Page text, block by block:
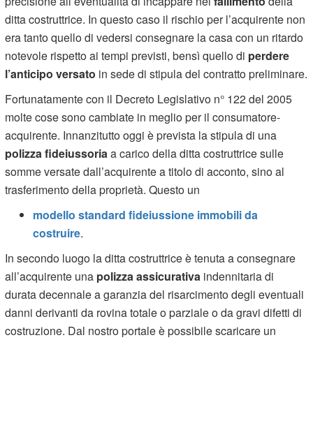
ditta costruttrice. In questo caso il rischio per l’acquirente non
era tanto quello di vedersi consegnare la casa con un ritardo
notevole rispetto ai tempi previsti, bensì quello di perdere
l’anticipo versato in sede di stipula del contratto preliminare.
Fortunatamente con il Decreto Legislativo n° 122 del 2005
molte cose sono cambiate in meglio per il consumatore-
acquirente. Innanzitutto oggi è prevista la stipula di una
polizza fideiussoria a carico della ditta costruttrice sulle
somme versate dall’acquirente a titolo di acconto, sino al
trasferimento della proprietà. Questo un
modello standard fideiussione immobili da
costruire.
In secondo luogo la ditta costruttrice è tenuta a consegnare
all’acquirente una polizza assicurativa indennitaria di
durata decennale a garanzia del risarcimento degli eventuali
danni derivanti da rovina totale o parziale o da gravi difetti di
costruzione. Dal nostro portale è possibile scaricare un